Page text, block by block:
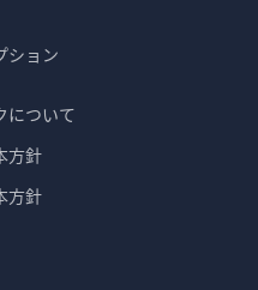
ション
について
方針
方針